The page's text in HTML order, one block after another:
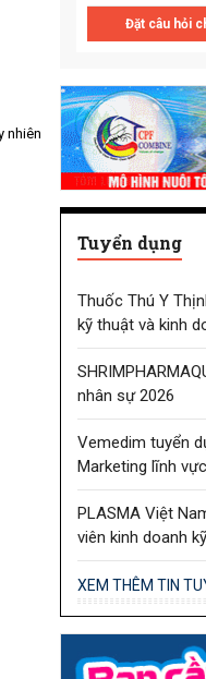
nhiên
Đặt câu hỏi
Tuyển dụng
Thuốc Thú Y
kỹ thuật và kinh
nhân sự 2026
Vemedim tuyển
Marketing lĩnh
PLASMA Việt
viên kinh doanh
XEM THÊM TIN